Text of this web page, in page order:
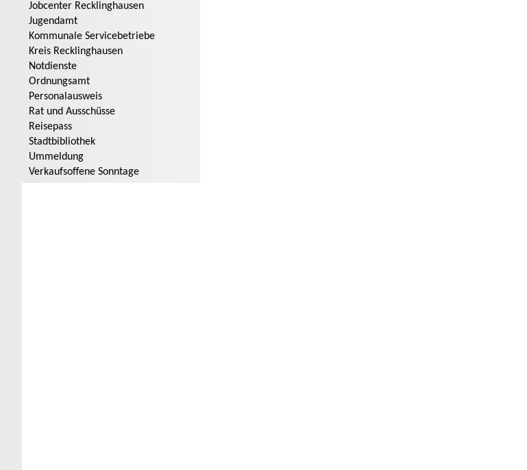
Jobcenter Recklinghausen
Jugendamt
Kommunale Servicebetriebe
Kreis Recklinghausen
Notdienste
Ordnungsamt
Personalausweis
Rat und Ausschüsse
Reisepass
Stadtbibliothek
Ummeldung
Verkaufsoffene Sonntage